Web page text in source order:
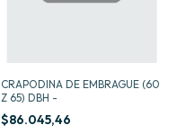
CRAPODINA DE EMBRAGUE (60
Z 65) DBH -
$86.045,46